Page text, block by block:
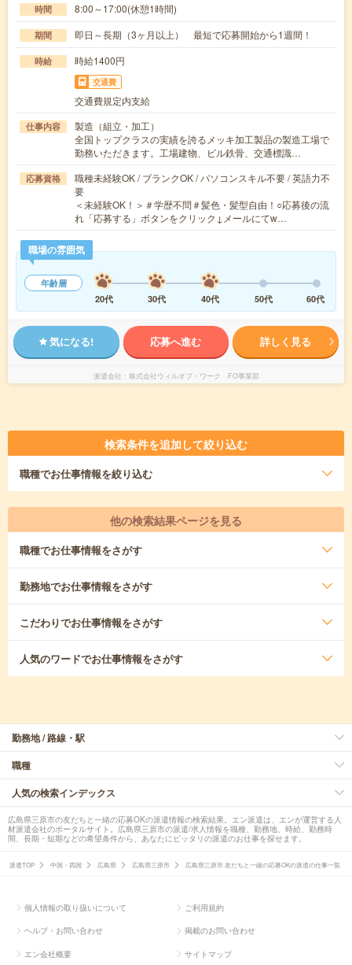
時間 8:00～17:00(休憩1時間)
期間 即日～長期（3ヶ月以上） 最短で応募開始から1週間！
時給 時給1400円
交通費
交通費規定内支給
仕事内容
製造（組立・加工）
全国トップクラスの実績を誇るメッキ加工製品の製造工場で
勤務いただきます。工場建物、ビル鉄骨、交通標識…
応募資格
職種未経験OK / ブランクOK / パソコンスキル不要 / 英語力不
要
＜未経験OK！＞＃学歴不問＃髪色・髪型自由！○応募後の流
れ「応募する」ボタンをクリック↓メールにてw…
職場の雰囲気
年齢層
20代
30代 40代 50代 60代
気になる! 応募へ進む 詳しく見る
派遣会社 株式会社ウィルオブ・ワーク FO事業部
検索条件を追加して絞り込む
職種でお仕事情報を絞り込む
他の検索結果ページを見る
職種でお仕事情報をさがす
勤務地でお仕事情報をさがす
こだわりでお仕事情報をさがす
人気のワードでお仕事情報をさがす
勤務地 / 路線・駅
職種
人気の検索インデックス
広島県三原市の友だちと一緒の応募OKの派遣情報の検索結果。エン派遣は、エンが運営する人
材派遣会社のポータルサイト。広島県三原市の派遣/求人情報を職種、勤務地、時給、勤務時
間、長期・短期などの希望条件から、あなたにピッタリの派遣のお仕事を探せます。
派遣TOP 中国・四国 広島県 広島県三原市 広島県三原市 友だちと一緒の応募OKの派遣の仕事一覧
個人情報の取り扱いについて ご利用規約
ヘルプ・お問い合わせ 掲載のお問い合わせ
エン会社概要 サイトマップ